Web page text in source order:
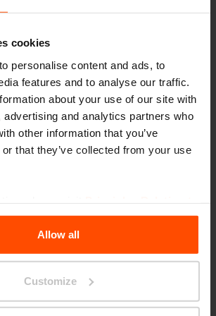
cookies
personalise content and ads, to
features and to analyse our traffic.
about your use of our site with
advertising and analytics partners who
other information that you’ve
that they’ve collected from your use
Data.
Allow all
Customize
meglio la collezione?
ho scelto
pastello vivaci. Col tempo
a questo stile giocoso.
delle richieste in toni
molto alla collezione –
al legno.
in acciaio e ai tondini, la